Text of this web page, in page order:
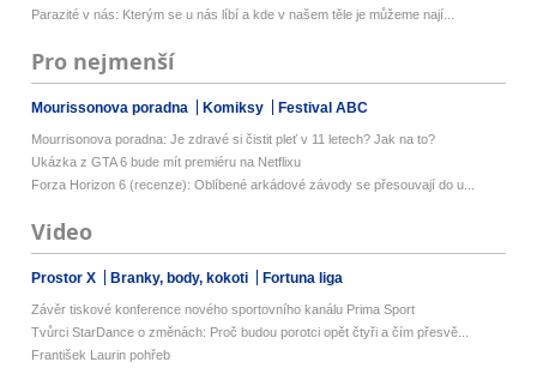
Parazité v nás: Kterým se u nás líbí a kde v našem těle je můžeme nají...
Pro nejmenší
Mourissonova poradna Komiksy Festival ABC
Mourrisonova poradna: Je zdravé si čistit pleť v 11 letech? Jak na to?
Ukázka z GTA 6 bude mít premiéru na Netflixu
Forza Horizon 6 (recenze): Oblíbené arkádové závody se přesouvají do u...
Video
Prostor X Branky, body, kokoti Fortuna liga
Závěr tiskové konference nového sportovního kanálu Prima Sport
Tvůrci StarDance o změnách: Proč budou porotci opět čtyři a čím přesvě...
František Laurin pohřeb